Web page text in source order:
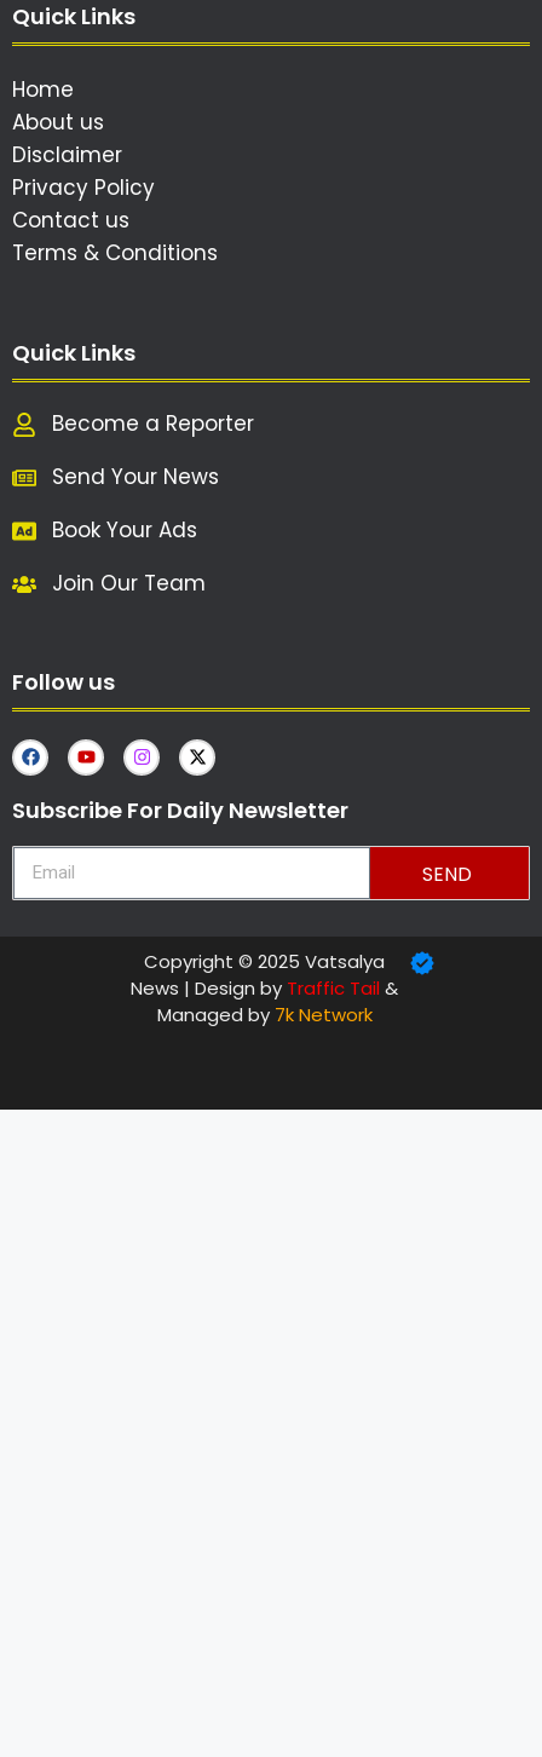
Quick Links
Home
About us
Disclaimer
Privacy Policy
Contact us
Terms & Conditions
Quick Links
Become a Reporter
Send Your News
Book Your Ads
Join Our Team
Follow us
Subscribe For Daily Newsletter
SEND
Copyright © 2025 Vatsalya
News | Design by Traffic Tail&
Managed by 7k Network